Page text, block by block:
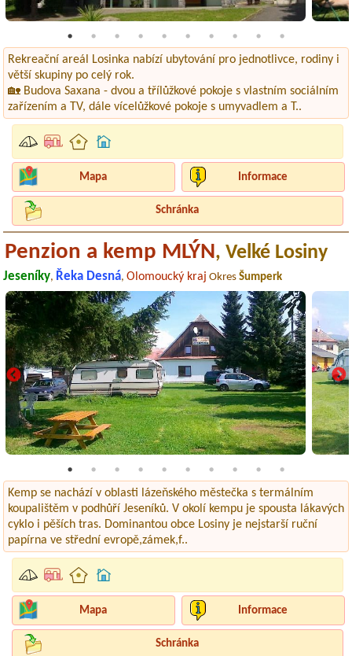
Rekreační areál Losinka nabízí ubytování pro jednotlivce, rodiny i
větší skupiny po celý rok.
🏡 Budova Saxana - dvou a třílůžkové pokoje s vlastním sociálním
zařízením a TV, dále vícelůžkové pokoje s umyvadlem a T..
Mapa Informace
Schránka
Penzion a kemp MLÝN, Velké Losiny
Jeseníky, Řeka Desná,Olomoucký kraj OkresŠumperk
Kemp se nachází v oblasti lázeňského městečka s termálním
koupalištěm v podhůří Jeseníků. V okolí kempu je spousta lákavých
cyklo i pěších tras. Dominantou obce Losiny je nejstarší ruční
papírna ve střední evropě,zámek,f..
Mapa Informace
Schránka